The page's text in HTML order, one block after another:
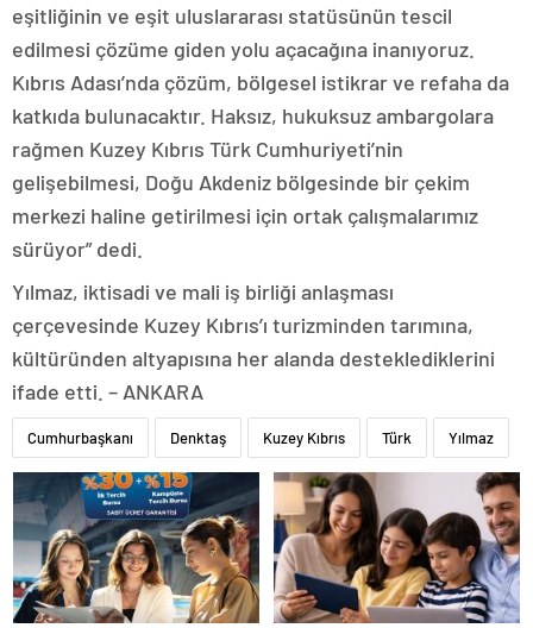
eşitliğinin ve eşit uluslararası statüsünün tescil
edilmesi çözüme giden yolu açacağına inanıyoruz.
Kıbrıs Adası’nda çözüm, bölgesel istikrar ve refaha da
katkıda bulunacaktır. Haksız, hukuksuz ambargolara
rağmen Kuzey Kıbrıs Türk Cumhuriyeti’nin
gelişebilmesi, Doğu Akdeniz bölgesinde bir çekim
merkezi haline getirilmesi için ortak çalışmalarımız
sürüyor” dedi.
Yılmaz, iktisadi ve mali iş birliği anlaşması
çerçevesinde Kuzey Kıbrıs’ı turizminden tarımına,
kültüründen altyapısına her alanda desteklediklerini
ifade etti. – ANKARA
Cumhurbaşkanı Denktaş Kuzey Kıbrıs Türk Yılmaz